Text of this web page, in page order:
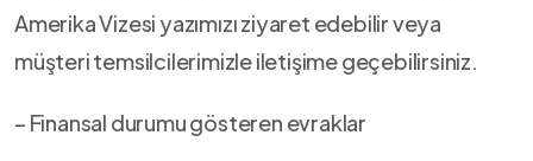
Amerika Vizesi yazımızı ziyaret edebilir veya
müşteri temsilcilerimizle iletişime geçebilirsiniz.
– Finansal durumu gösteren evraklar